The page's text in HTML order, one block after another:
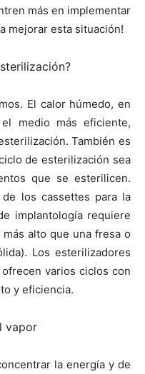
más en implementar
mejorar esta situación!
El calor húmedo, en
medio más eficiente,
También es
de esterilización sea
que se esterilicen.
de los cassettes para la
implantología requiere
alto que una fresa o
Los esterilizadores
varios ciclos con
y eficiencia.
vapor
la energía y de